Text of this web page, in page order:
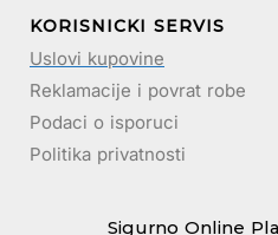
KORISNICKI SERVIS
Uslovi kupovine
Reklamacije i povrat robe
Podaci o isporuci
Politika privatnosti
Sigurno Online